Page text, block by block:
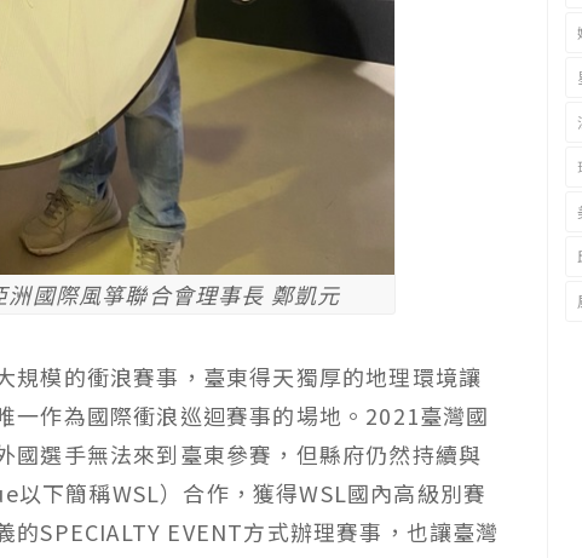
國際風箏聯合會理事長 鄭凱元
規模的衝浪賽事，臺東得天獨厚的地理環境讓
一作為國際衝浪巡迴賽事的場地。2021臺灣國
國選手無法來到臺東參賽，但縣府仍然持續與
下簡稱WSL）合作，獲得WSL國內高級別賽
SPECIALTY EVENT方式辦理賽事，也讓臺灣